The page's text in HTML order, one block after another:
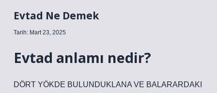
Evtad Ne Demek
Tarih: Mart 23, 2025
Evtad anlamı nedir?
DÖRT YÖKDE BULUNDUKLANA VE BALARARDAKI